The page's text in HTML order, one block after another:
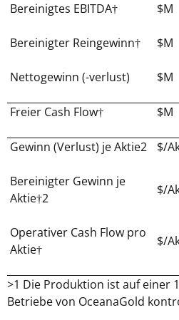
Bereinigtes EBITDA† $M
Bereinigter Reingewinn† $M
Nettogewinn (-verlust) $M
Freier Cash Flow† $M
Gewinn (Verlust) je Aktie2 $/
Bereinigter Gewinn je
Aktie†2
$/
Operativer Cash Flow pro
Aktie†
$/
>1 Die Produktion ist auf einer
Betriebe von OceanaGold